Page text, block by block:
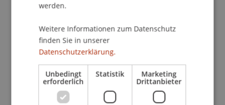
Prof. Dr. Bernhard Burtscher
Beteiligte Einrichtungen
Lehrstuhl für Bank- und Finanzmarktrecht
werden.
Weitere Informationen zum Datenschutz
finden Sie in unserer
Datenschutzerklärung.
Unbedingt
erforderlich
Statistik Marketing
Drittanbieter